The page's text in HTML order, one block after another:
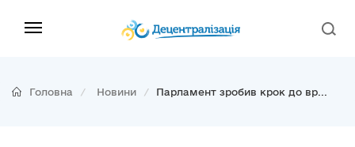
Головна Новини Парламент зробив крок до вр...